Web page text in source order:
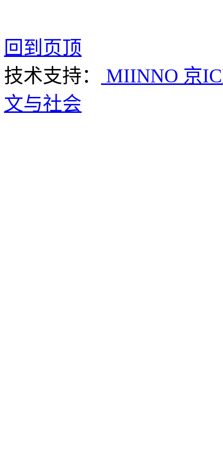
回到页顶
技术支持：
MIINNO 京
文与社会